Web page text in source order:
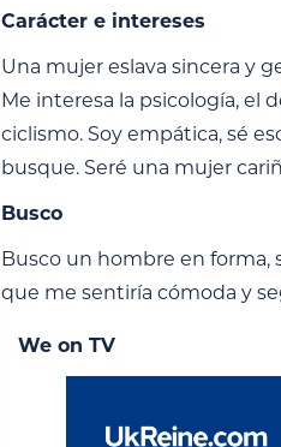
Carácter e intereses
Una mujer eslava sincera y
Me interesa la psicología, el
ciclismo. Soy empática, sé
busque. Seré una mujer
Busco
Busco un hombre en forma,
que me sentiría cómoda y
We on TV